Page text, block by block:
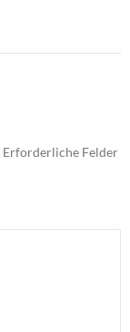
Erforderliche Felder